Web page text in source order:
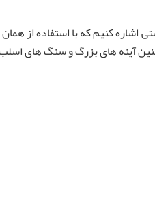
کنیم که با استفاده از
آینه های بزرگ و سنگ های اسلب